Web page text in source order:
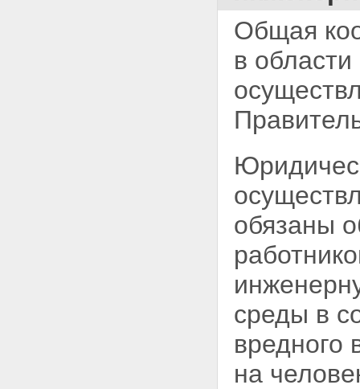
Общая
в
обязаны
среды в
вредного
на